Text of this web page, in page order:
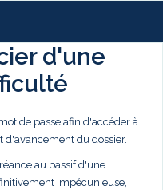
d'une
de passe afin d'accéder à
d'avancement du dossier.
au passif d'une
impécunieuse,